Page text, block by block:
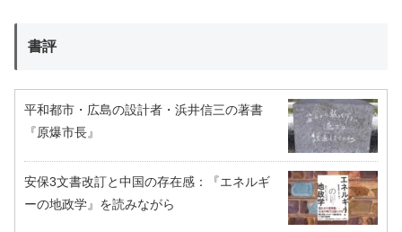
書評
平和都市・広島の設計者・浜井信三の著書
『原爆市長』
安保3文書改訂と中国の存在感：『エネルギ
ーの地政学』を読みながら